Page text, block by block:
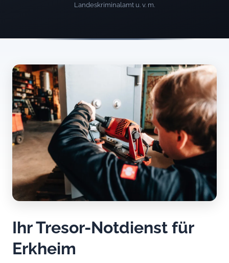
Landeskriminalamt u. v. m.
Ihr Tresor-Notdienst für
Erkheim